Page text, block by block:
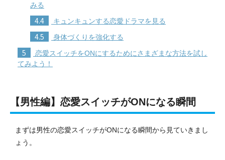
みる
4.4 キュンキュンする恋愛ドラマを見る
4.5 身体づくりを強化する
5
恋愛スイッチをONにするためにさまざまな方法を試し
てみよう！
【男性編】恋愛スイッチがONになる瞬間
まずは男性の恋愛スイッチがONになる瞬間から見ていきまし
ょう。